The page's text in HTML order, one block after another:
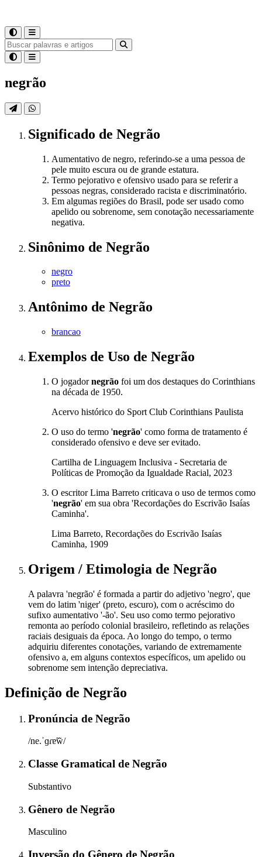
negrão
Significado de Negrão
Aumentativo de negro, referindo-se a uma pessoa de
pele muito escura ou de grande estatura.
Termo pejorativo e ofensivo usado para se referir a
pessoas negras, considerado racista e discriminatório.
Em algumas regiões do Brasil, pode ser usado como
apelido ou sobrenome, sem conotação necessariamente
negativa.
Sinônimo de Negrão
negro
preto
Antônimo de Negrão
brancao
Exemplos de Uso de Negrão
O jogadornegrão foi um dos destaques do Corinthians
na década de 1950.
Acervo histórico do Sport Club Corinthians Paulista
O uso do termo 'negrão' como forma de tratamento é
considerado ofensivo e deve ser evitado.
Cartilha de Linguagem Inclusiva - Secretaria de
Políticas de Promoção da Igualdade Racial, 2023
O escritor Lima Barreto criticava o uso de termos como
'negrão' em sua obra 'Recordações do Escrivão Isaías
Caminha'.
Lima Barreto, Recordações do Escrivão Isaías
Caminha, 1909
Origem / Etimologia de Negrão
A palavra 'negrão' é formada a partir do adjetivo 'negro', que
vem do latim 'niger' (preto, escuro), com o acréscimo do
sufixo aumentativo '-ão'. Seu uso como termo pejorativo
remonta ao período colonial brasileiro, refletindo as relações
raciais desiguais da época. Ao longo do tempo, o termo
adquiriu diferentes conotações, variando de extremamente
ofensivo a, em alguns contextos específicos, um apelido ou
sobrenome sem intenção depreciativa.
Definição de Negrão
Pronúncia de Negrão
/ne.ˈɡɾɐ̃w̃/
Classe Gramatical de Negrão
Substantivo
Gênero de Negrão
Masculino
Inversão do Gênero de Negrão